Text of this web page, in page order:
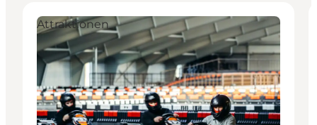
Attraktionen